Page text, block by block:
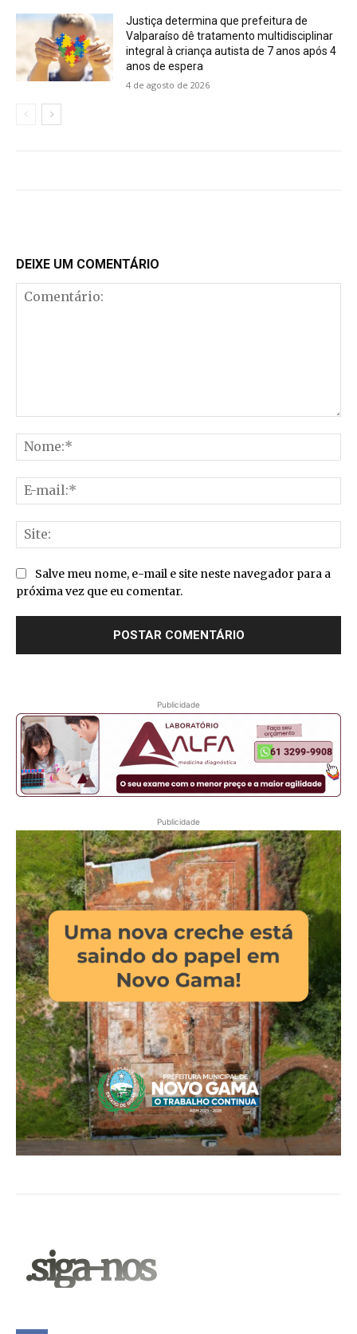
Justiça determina que prefeitura de
Valparaíso dê tratamento multidisciplinar
integral à criança autista de 7 anos após 4
anos de espera
4 de agosto de 2026
DEIXE UM COMENTÁRIO
Salve meu nome, e-mail e site neste navegador para a
próxima vez que eu comentar.
Publicidade
Publicidade
.siga-nos